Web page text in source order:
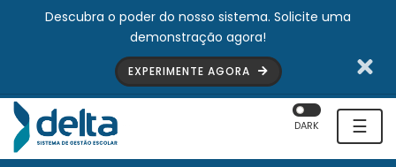
Descubra o poder do nosso sistema. Solicite uma
demonstração agora!
EXPERIMENTE AGORA
☰
DARK